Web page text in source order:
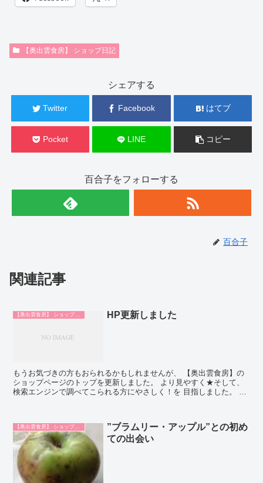
【奥出雲食房】 ショップ日記
シェアする
Twitter Facebook はてブ
Pocket LINE コピー
百合子をフォローする
百合子
関連記事
【奥出雲食房】 ショップ日記 HP更新しました
もうお気づきの方もおられるかもしれませんが、 【奥出雲食房】の
ショップページのトップを更新しました。 より見やすく★そして、
検索エンジンで調べてこられる方にやさしく！を 目指しました。 ま
”ブラムリー・アップル”との初め
ての出会い